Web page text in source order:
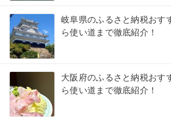
岐阜県のふるさと納税おす
ら使い道まで徹底紹介！
大阪府のふるさと納税おす
ら使い道まで徹底紹介！